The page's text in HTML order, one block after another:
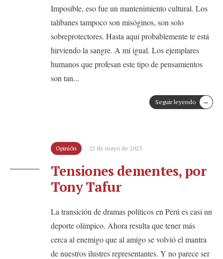
Imposible, eso fue un mantenimiento cultural. Los
talibanes tampoco son misóginos, son solo
sobreprotectores. Hasta aquí probablemente te está
hirviendo la sangre. A mí igual. Los ejemplares
humanos que profesan este tipo de pensamientos
son tan...
Seguir leyendo →
Opinión 22 de mayo de 2023
Tensiones dementes, por
Tony Tafur
La transición de dramas políticos en Perú es casi un
deporte olímpico. Ahora resulta que tener más
cerca al enemigo que al amigo se volvió el mantra
de nuestros ilustres representantes. Y no parece ser